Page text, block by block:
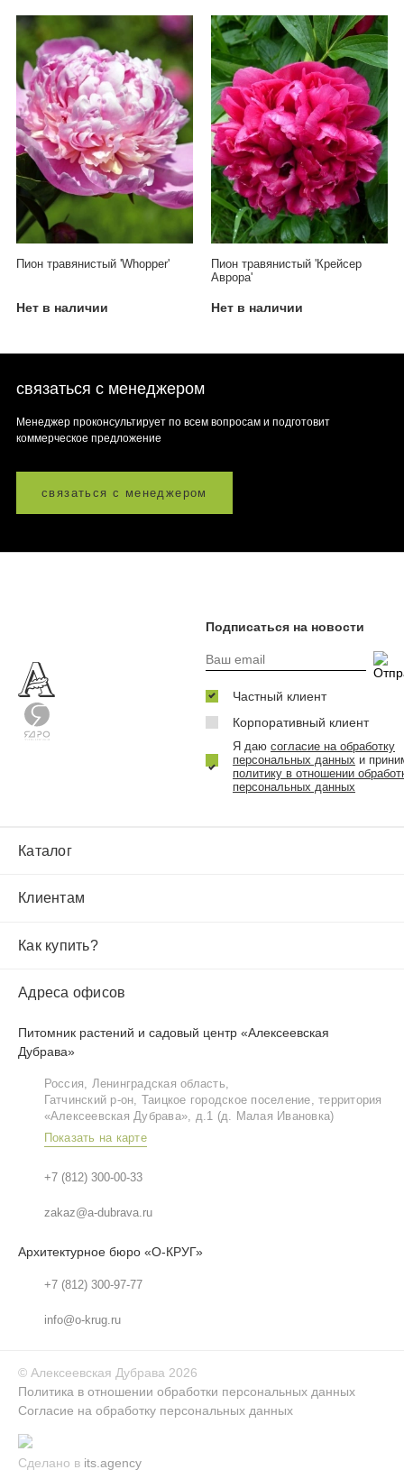
Пион травянистый 'Whopper'
Нет в наличии
Пион травянистый 'Крейсер
Аврора'
Нет в наличии
связаться с менеджером
Менеджер проконсультирует по всем вопросам и подготовит
коммерческое предложение
связаться с менеджером
Каталог
Клиентам
Как купить?
Адреса офисов
Питомник растений и садовый центр «Алексеевская
Дубрава»
Россия, Ленинградская область,
Гатчинский р‑он, Таицкое городское поселение, территория
«Алексеевская Дубрава», д.1 (д. Малая Ивановка)
Показать на карте
+7 (812) 300-00-33
zakaz@a-dubrava.ru
Архитектурное бюро «О-КРУГ»
+7 (812) 300-97-77
info@o-krug.ru
Подписаться на новости
Частный клиент
Корпоративный клиент
Я даю согласие на обработку
персональных данных и
политику в отношении
персональных данных
© Алексеевская Дубрава 2026
Политика в отношении обработки персональных данных
Согласие на обработку персональных данных
Сделано в its.agency